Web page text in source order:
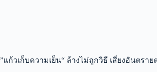
”แก้วเก็บความเย็น“ ล้างไม่ถูกวิธี เสี่ยงอันตราย